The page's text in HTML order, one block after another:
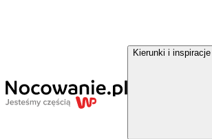
Kierunki i inspiracje